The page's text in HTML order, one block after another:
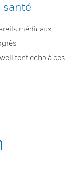
santé
médicaux
font écho à ces